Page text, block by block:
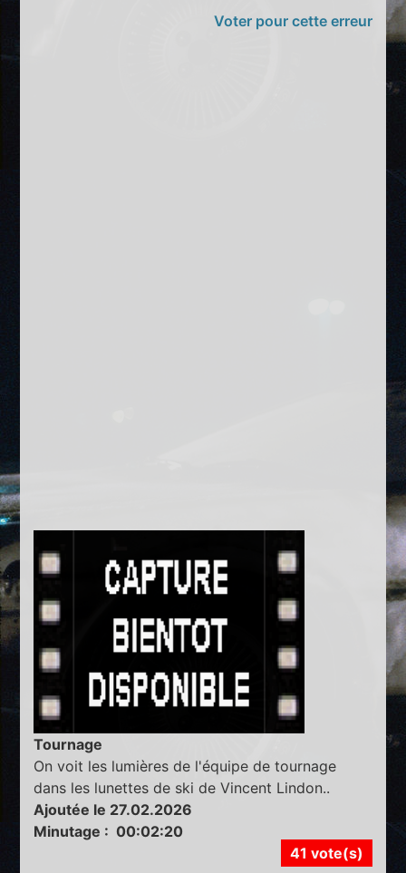
Voter pour cette erreur
Tournage
On voit les lumières de l'équipe de tournage
dans les lunettes de ski de Vincent Lindon..
Ajoutée le 27.02.2026
Minutage : 00:02:20
41 vote(s)